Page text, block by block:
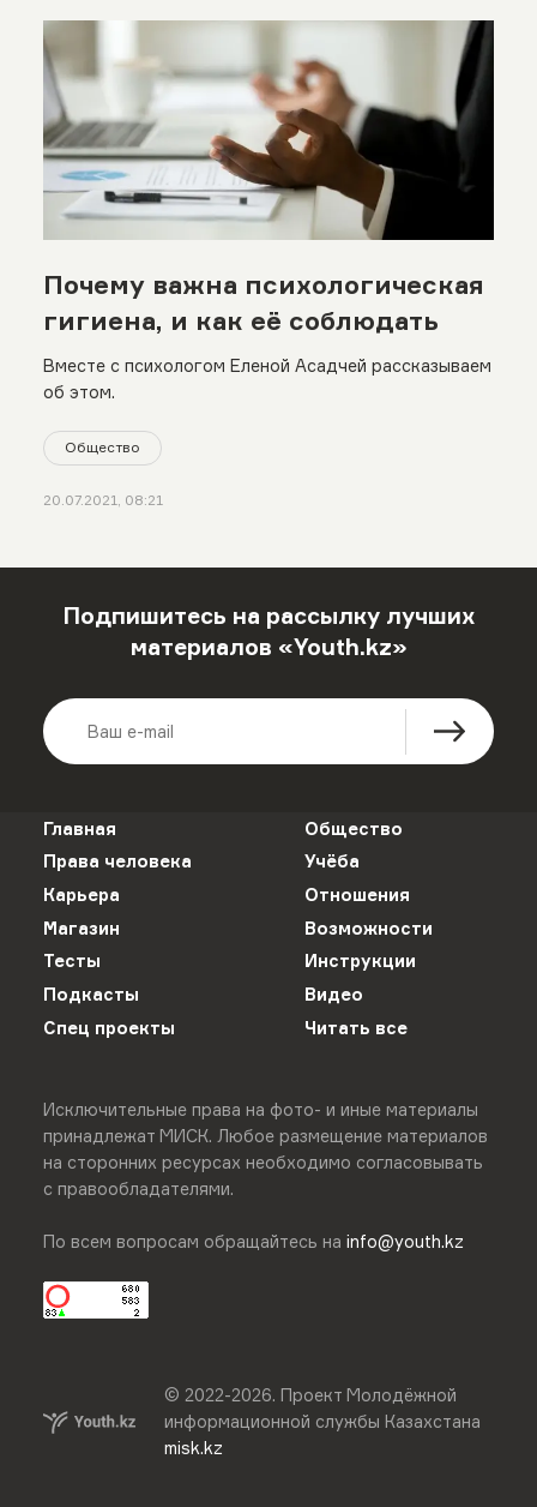
Почему важна психологическая
гигиена, и как её соблюдать
Вместе с психологом Еленой Асадчей рассказываем
об этом.
Общество
20.07.2021, 08:21
Подпишитесь на рассылку лучших
материалов «Youth.kz»
Главная
Общество
Права человека
Учёба
Карьера
Отношения
Магазин
Возможности
Тесты
Инструкции
Подкасты
Видео
Спец проекты
Читать все
Исключительные права на фото- и иные материалы
принадлежат МИСК. Любое размещение материалов
на сторонних ресурсах необходимо согласовывать
с правообладателями.
По всем вопросам обращайтесь на info@youth.kz
© 2022-2026. Проект Молодёжной
информационной службы Казахстана
misk.kz